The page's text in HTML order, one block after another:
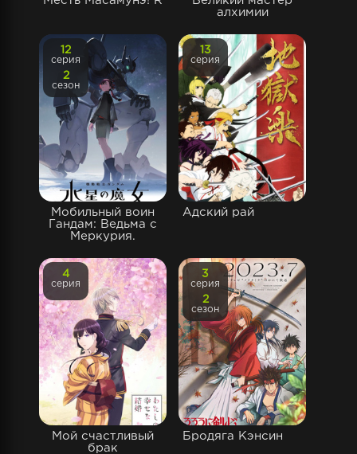
алхимии
Мобильный воин
Гандам: Ведьма с
Меркурия.
12
серия
2
сезон
Адский рай
13
серия
Мой счастливый
брак
4
серия
Бродяга Кэнсин
3
серия
2
сезон